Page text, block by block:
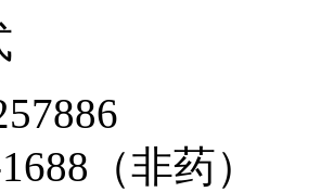
（非药）